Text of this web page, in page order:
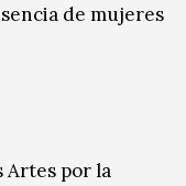
de mujeres
Artes por la